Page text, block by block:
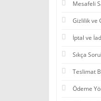
Mesafeli
Gizlilik ve
İptal ve
Sıkça
Teslimat
Ödeme